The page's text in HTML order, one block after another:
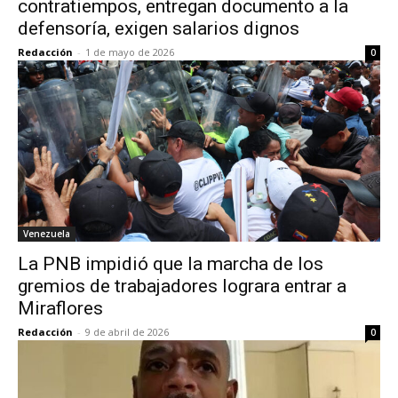
contratiempos, entregan documento a la
defensoría, exigen salarios dignos
Redacción - 1 de mayo de 2026 0
Venezuela
La PNB impidió que la marcha de los
gremios de trabajadores lograra entrar a
Miraflores
Redacción - 9 de abril de 2026 0